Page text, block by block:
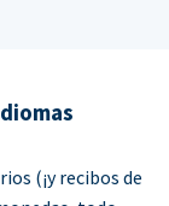
(¡y recibos de